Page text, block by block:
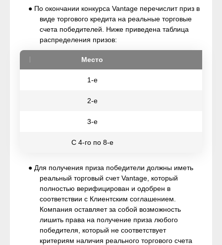
● По окончании конкурса Vantage перечислит приз в
виде торгового кредита на реальные торговые
счета победителей. Ниже приведена таблица
распределения призов:
Место
1-e
2-е
3-е
С 4-го по 8-е
● Для получения приза победители должны иметь
реальный торговый счет Vantage, который
полностью верифицирован и одобрен в
соответствии с Клиентским соглашением.
Компания оставляет за собой возможность
лишить права на получение приза любого
победителя, который не соответствует
критериям наличия реального торгового счета